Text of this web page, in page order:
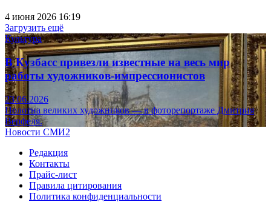
4 июня 2026 16:19
Загрузить ещё
Культура
В Кузбасс привезли известные на весь мир
работы художников-импрессионистов
23.06.2026
Полотна великих художников — в фоторепортаже Дмитрия
Верфеля.
Новости СМИ2
Редакция
Контакты
Прайс-лист
Правила цитирования
Политика конфиденциальности